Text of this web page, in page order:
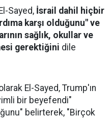
Sayed, İsrail dahil hiçbir
karşı olduğunu" ve
sağlık, okullar ve
gerektiğini dile
El-Sayed, Trump'ın
bir beyefendi"
belirterek, "Birçok